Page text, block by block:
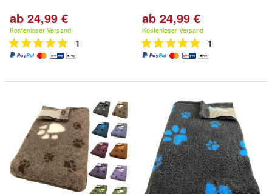
ab 24,99 €
Kostenloser Versand
1
ab 24,99 €
Kostenloser Versand
1